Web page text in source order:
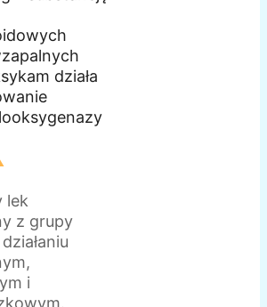
działa
lek
z grupy
i